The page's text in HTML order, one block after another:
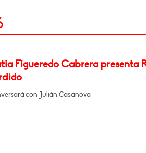
Figueredo Cabrera presenta
con Julián Casanova